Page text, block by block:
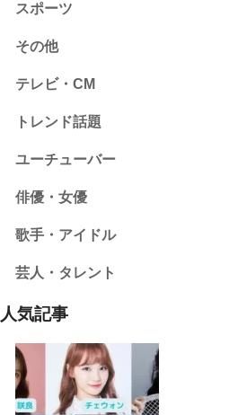
スポーツ
その他
テレビ・CM
トレンド話題
ユーチューバー
俳優・女優
歌手・アイドル
芸人・タレント
人気記事